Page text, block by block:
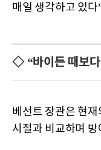
매일 생각하고 있다
◇ “바이든 때보
베선트 장관은 현
시절과 비교하며 방